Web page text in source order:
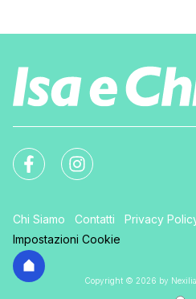
Chi Siamo Contatti Privacy
Impostazioni Cookie
Copyright © 2026 by